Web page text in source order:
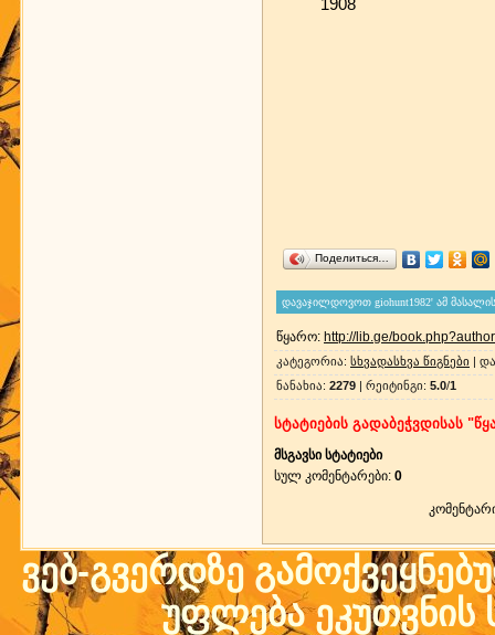
1908
Поделиться…
წყარო: http://lib.ge/
კატეგორია: სხვადასხვა წიგნები |
ნანახია: 2279 | რეიტინგი: 5.0/1
სტატიების გადაბეჭვდისას
მსგავსი სტატიები
სულ კომენტარები: 0
ვებ-გვერდზე
უფლება ეკუთვნის